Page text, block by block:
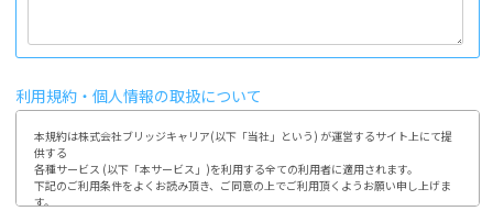
利用規約・個人情報の取扱について
本規約は株式会社ブリッジキャリア(以下「当社」という) が運営するサイト上にて提
供する
各種サービス (以下「本サービス」)を利用する全ての利用者に適用されます。
下記のご利用条件をよくお読み頂き、ご同意の上でご利用頂くようお願い申し上げま
す。